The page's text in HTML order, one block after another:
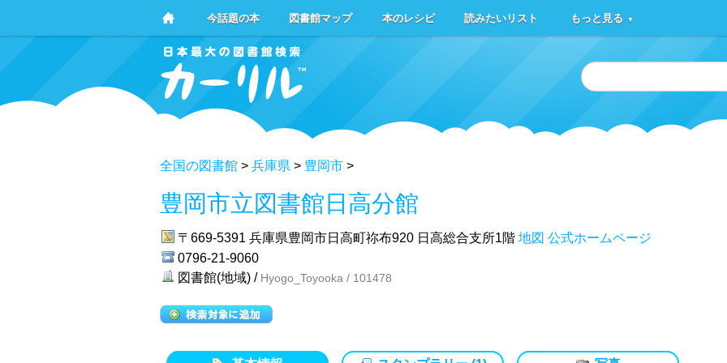
今話題の本 図書館マップ 本のレシピ 読みたいリスト もっと見る ▼
全国の図書館 > 兵庫県 > 豊岡市 >
豊岡市立図書館日高分館
〒669-5391 兵庫県豊岡市日高町祢布920 日高総合支所1階 地図 公式ホームページ
0796-21-9060
図書館(地域) / Hyogo_Toyooka / 101478